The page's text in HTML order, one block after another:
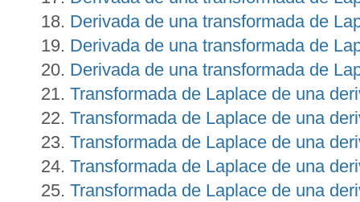
Derivada de una transformada de
Derivada de una transformada de
Derivada de una transformada de
Transformada de Laplace de una
Transformada de Laplace de una
Transformada de Laplace de una
Transformada de Laplace de una
Transformada de Laplace de una